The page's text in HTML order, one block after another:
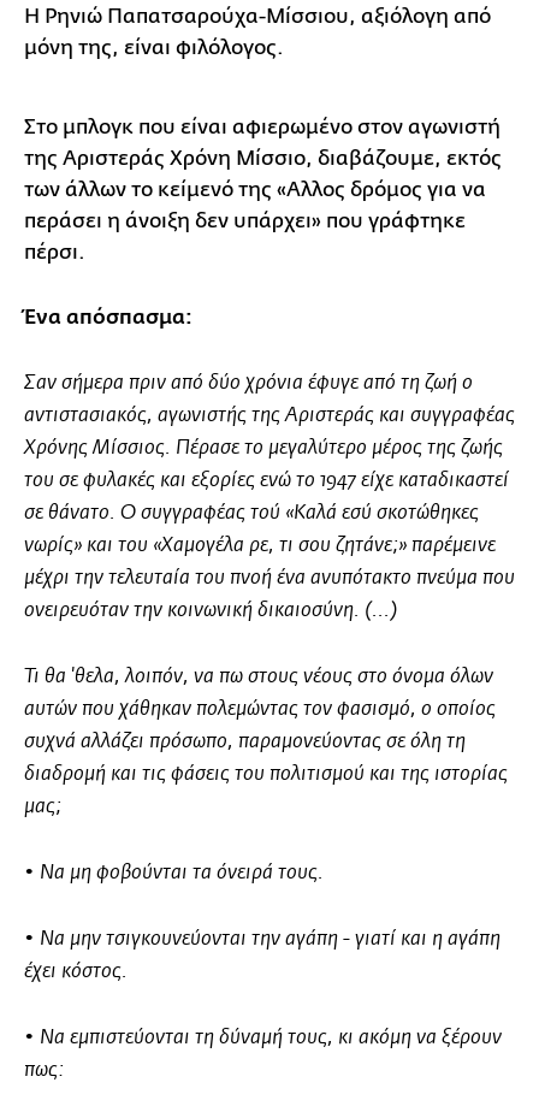
Η Ρηνιώ Παπατσαρούχα-Μίσσιου, αξιόλογη από
μόνη της, είναι φιλόλογος.
Στο μπλογκ που είναι αφιερωμένο στον αγωνιστή
της Αριστεράς Χρόνη Μίσσιο, διαβάζουμε, εκτός
των άλλων το κείμενό της «Αλλος δρόμος για να
περάσει η άνοιξη δεν υπάρχει» που γράφτηκε
πέρσι.
Ένα απόσπασμα:
Σαν σήμερα πριν από δύο χρόνια έφυγε από τη ζωή ο
αντιστασιακός, αγωνιστής της Αριστεράς και συγγραφέας
Χρόνης Μίσσιος. Πέρασε το μεγαλύτερο μέρος της ζωής
του σε φυλακές και εξορίες ενώ το 1947 είχε καταδικαστεί
σε θάνατο. Ο συγγραφέας τού «Καλά εσύ σκοτώθηκες
νωρίς» και του «Χαμογέλα ρε, τι σου ζητάνε;» παρέμεινε
μέχρι την τελευταία του πνοή ένα ανυπότακτο πνεύμα που
ονειρευόταν την κοινωνική δικαιοσύνη. (...)
Τι θα 'θελα, λοιπόν, να πω στους νέους στο όνομα όλων
αυτών που χάθηκαν πολεμώντας τον φασισμό, ο οποίος
συχνά αλλάζει πρόσωπο, παραμονεύοντας σε όλη τη
διαδρομή και τις φάσεις του πολιτισμού και της ιστορίας
μας;
• Να μη φοβούνται τα όνειρά τους.
• Να μην τσιγκουνεύονται την αγάπη - γιατί και η αγάπη
έχει κόστος.
• Να εμπιστεύονται τη δύναμή τους, κι ακόμη να ξέρουν
πως: